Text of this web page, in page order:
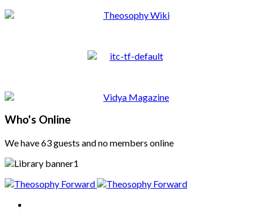
Who's Online
We have 63 guests and no members online